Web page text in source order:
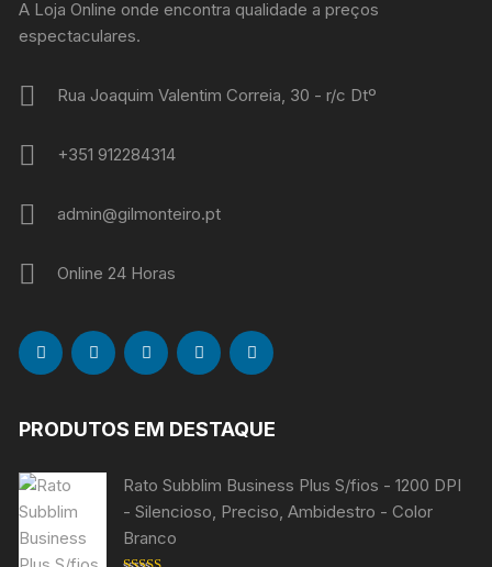
A Loja Online onde encontra qualidade a preços
espectaculares.
Rua Joaquim Valentim Correia, 30 - r/c Dtº
+351 912284314
admin@gilmonteiro.pt
Online 24 Horas
PRODUTOS EM DESTAQUE
Rato Subblim Business Plus S/fios - 1200 DPI
- Silencioso, Preciso, Ambidestro - Color
Branco